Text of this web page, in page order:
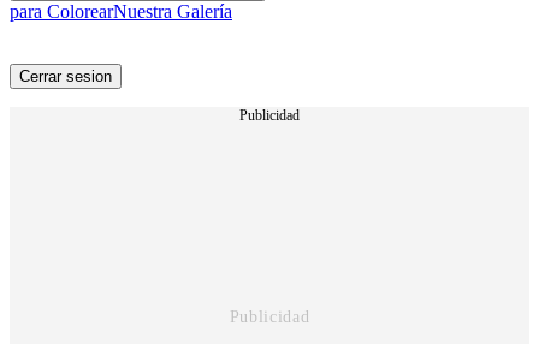
para ColorearNuestra Galería
Cerrar sesion
Publicidad